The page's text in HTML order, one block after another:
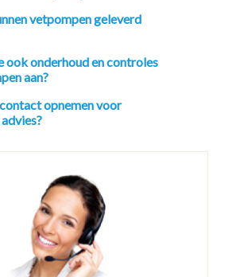
vetpompen geleverd
ook onderhoud en controles
aan?
opnemen voor